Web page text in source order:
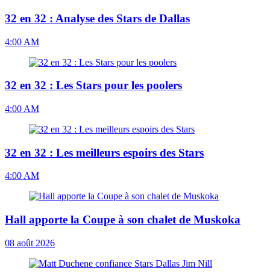
32 en 32 : Analyse des Stars de Dallas
4:00 AM
32 en 32 : Les Stars pour les poolers
4:00 AM
32 en 32 : Les meilleurs espoirs des Stars
4:00 AM
Hall apporte la Coupe à son chalet de Muskoka
08 août 2026